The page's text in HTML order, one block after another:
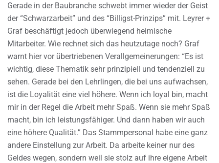
Gerade in der Baubranche schwebt immer wieder der Geist
der “Schwarzarbeit” und des “Billigst-Prinzips” mit. Leyrer +
Graf beschäftigt jedoch überwiegend heimische
Mitarbeiter. Wie rechnet sich das heutzutage noch? Graf
warnt hier vor übertriebenen Verallgemeinerungen: “Es ist
wichtig, diese Thematik sehr prinzipiell und tendenziell zu
sehen. Gerade bei den Lehrlingen, die bei uns aufwachsen,
ist die Loyalität eine viel höhere. Wenn ich loyal bin, macht
mir in der Regel die Arbeit mehr Spaß. Wenn sie mehr Spaß
macht, bin ich leistungsfähiger. Und dann haben wir auch
eine höhere Qualität.” Das Stammpersonal habe eine ganz
andere Einstellung zur Arbeit. Da arbeite keiner nur des
Geldes wegen, sondern weil sie stolz auf ihre eigene Arbeit